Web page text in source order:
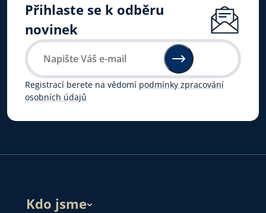
Přihlaste se k odběru
novinek
Registrací berete na vědomí podmínky zpracování
osobních údajů
Kdo jsme